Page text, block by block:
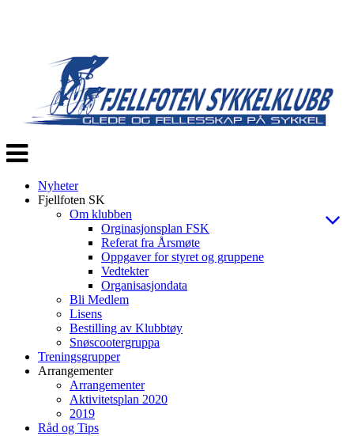
Veksle
navigasjon
Nyheter
Fjellfoten SK
Om klubben
Orginasjonsplan FSK
Referat fra Årsmøte
Oppgaver for styret og gruppene
Vedtekter
Organisasjondata
Bli Medlem
Lisens
Bestilling av Klubbtøy
Snøscootergruppa
Treningsgrupper
Arrangementer
Arrangementer
Aktivitetsplan 2020
2019
Råd og Tips